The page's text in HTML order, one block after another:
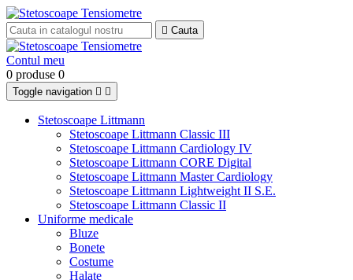
 Cauta
Contul meu
0 produse 0
Toggle navigation  
Stetoscoape Littmann
Stetoscoape Littmann Classic III
Stetoscoape Littmann Cardiology IV
Stetoscoape Littmann CORE Digital
Stetoscoape Littmann Master Cardiology
Stetoscoape Littmann Lightweight II S.E.
Stetoscoape Littmann Classic II
Uniforme medicale
Bluze
Bonete
Costume
Halate